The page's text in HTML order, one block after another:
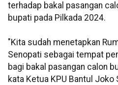
terhadap bakal pasangan
bupati pada Pilkada 2024.
"Kita sudah menetapkan
Senopati sebagai tempat
bagi bakal pasangan calon
kata Ketua KPU Bantul Joko